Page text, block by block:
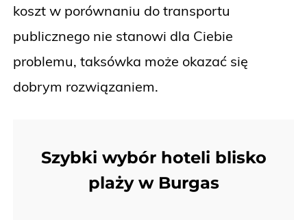
koszt w porównaniu do transportu
publicznego nie stanowi dla Ciebie
problemu, taksówka może okazać się
dobrym rozwiązaniem.
Szybki wybór hoteli blisko
plaży w Burgas